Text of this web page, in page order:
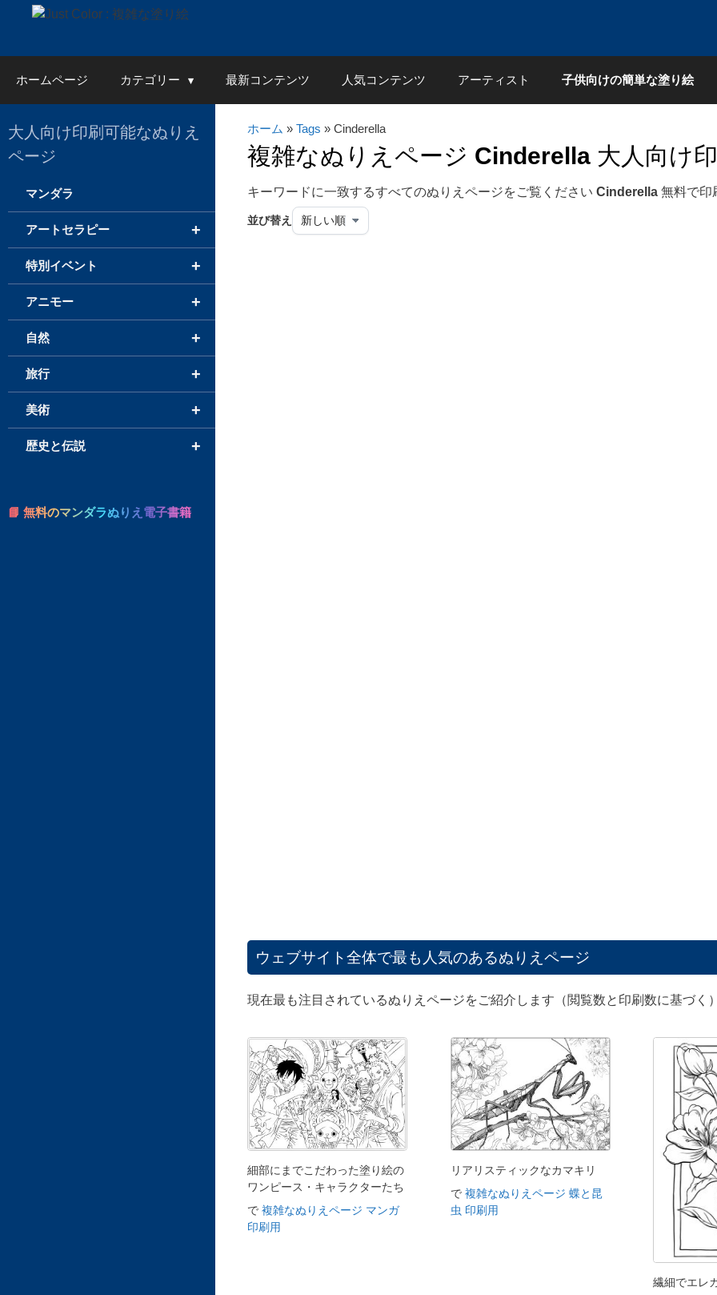
ホームページ カテゴリー 最新コンテンツ 人気コンテンツ アーティスト 子供向けの簡単な塗り絵
ホーム » Tags » Cinderella
複雑なぬりえページ Cinderella大人向け
キーワードに一致するすべてのぬりえページをご覧ください Cinderella無料で印
並び替え
ウェブサイト全体で最も人気のあるぬりえページ
現在最も注目されているぬりえページをご紹介します（閲覧数と印刷数に基づく
細部にまでこだわった塗り絵の
ワンピース・キャラクターたち
で 複雑なぬりえページ マンガ
印刷用
リアリスティックなカマキリ
で 複雑なぬりえページ 蝶と昆
虫 印刷用
繊細でエレ
大人向け印刷可能なぬりえ
ページ
マンダラ
+
アートセラピー
+
特別イベント
+
アニモー
+
自然
+
旅行
+
美術
+
歴史と伝説
📘 無料のマンダラぬりえ電子書籍